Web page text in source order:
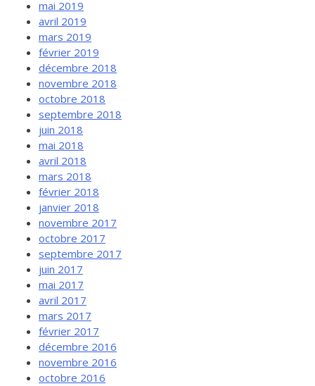
mai 2019
avril 2019
mars 2019
février 2019
décembre 2018
novembre 2018
octobre 2018
septembre 2018
juin 2018
mai 2018
avril 2018
mars 2018
février 2018
janvier 2018
novembre 2017
octobre 2017
septembre 2017
juin 2017
mai 2017
avril 2017
mars 2017
février 2017
décembre 2016
novembre 2016
octobre 2016